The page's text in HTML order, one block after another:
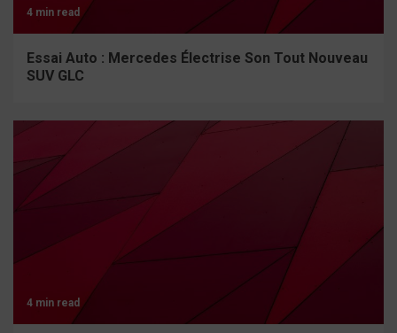
4 min read
Essai Auto : Mercedes Électrise Son Tout Nouveau
SUV GLC
4 min read